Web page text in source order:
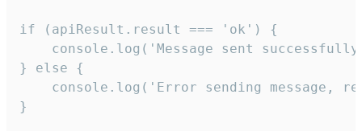
if (apiResult.result === 'ok') {
console.log('Message sent
} else {
console.log('Error sending message,
}